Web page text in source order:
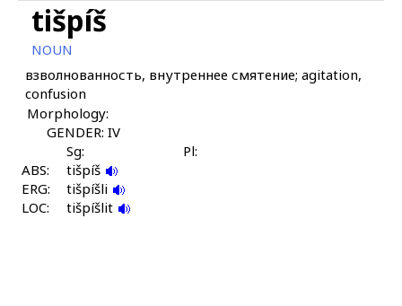
tóllitːa
tórk'as
tukán
tukánči
tulá
tumank kámmus
tišpíš
NOUN
взволнованность, внутреннее смятение; agitation,
confusion
Morphology:
GENDER: IV
Sg:
Pl:
ABS:
tišpíš
ERG:
tišpíšli
LOC:
tišpíšlit